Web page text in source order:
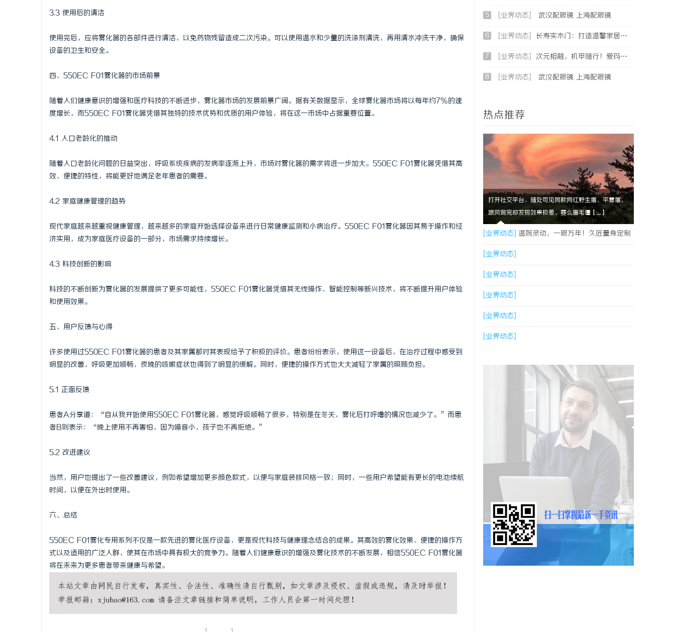
3.3 使用后的清洁
使用完后，应将雾化器的各部件进行清洁，以免药物残留造成二次污染。可以使用温水和少量的洗涤剂清洗，再用清水冲洗干净，确保
设备的卫生和安全。
四、550EC F01雾化器的市场前景
随着人们健康意识的增强和医疗科技的不断进步，雾化器市场的发展前景广阔。据有关数据显示，全球雾化器市场将以每年约7%的速
度增长，而550EC F01雾化器凭借其独特的技术优势和优质的用户体验，将在这一市场中占据重要位置。
4.1 人口老龄化的推动
随着人口老龄化问题的日益突出，呼吸系统疾病的发病率逐渐上升，市场对雾化器的需求将进一步加大。550EC F01雾化器凭借其高
效、便捷的特性，将能更好地满足老年患者的需要。
4.2 家庭健康管理的趋势
现代家庭越来越重视健康管理，越来越多的家庭开始选择设备来进行日常健康监测和小病治疗。550EC F01雾化器因其易于操作和经
济实用，成为家庭医疗设备的一部分，市场需求持续增长。
4.3 科技创新的影响
科技的不断创新为雾化器的发展提供了更多可能性，550EC F01雾化器凭借其无线操作、智能控制等新兴技术，将不断提升用户体验
和使用效果。
五、用户反馈与心得
许多使用过550EC F01雾化器的患者及其家属都对其表现给予了积极的评价。患者纷纷表示，使用这一设备后，在治疗过程中感受到
明显的改善，呼吸更加顺畅，夜晚的咳嗽症状也得到了明显的缓解。同时，便捷的操作方式也大大减轻了家属的照顾负担。
5.1 正面反馈
患者A分享道：“自从我开始使用550EC F01雾化器，感觉呼吸顺畅了很多，特别是在冬天，雾化后打呼噜的情况也减少了。”而患
者B则表示：“晚上使用不再害怕，因为噪音小，孩子也不再拒绝。”
5.2 改进建议
当然，用户也提出了一些改善建议，例如希望增加更多颜色款式，以便与家庭装修风格一致；同时，一些用户希望能有更长的电池续航
时间，以便在外出时使用。
六、总结
550EC F01雾化专用系列不仅是一款先进的雾化医疗设备，更是现代科技与健康理念结合的成果。其高效的雾化效果、便捷的操作方
式以及适用的广泛人群，使其在市场中具有极大的竞争力。随着人们健康意识的增强及雾化技术的不断发展，相信550EC F01雾化器
将在未来为更多患者带来健康与希望。
5 [业界动态] 武汉配眼镜 上海配眼镜
6 [业界动态] 长寿实木门：打造温馨家居环境的理想之选
7 [业界动态] 次元相融，机甲随行！爱玛黑翼S360电竞版焕新登场
8 [业界动态] 武汉配眼镜 上海配眼镜
热点推荐
打开社交平台，随处可见同款网红野生眉、平雾眉，
跟风做完却发现效果极差，要么眉毛僵【....】
[业界动态] 温婉灵动，一眼万年！久匠量身定制
的眉眼唇，才是你整张脸的点睛之笔！淡颜系女
生的气质加分项
[业界动态]
[业界动态]
[业界动态]
[业界动态]
[业界动态]